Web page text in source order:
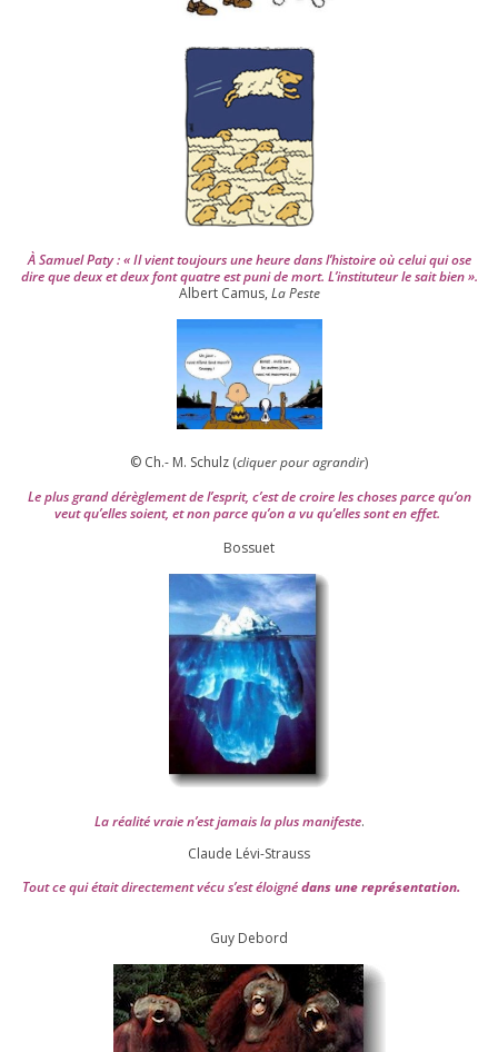
À Samuel Paty : « Il vient tou­jours une heure dans l’his­toire où celui qui ose
dire que deux et deux font quatre est puni de mort. L’instituteur le sait bien ».
Albert Camus, La Peste
© Ch.- M. Schulz (cli­quer pour agran­dir)
Le plus grand dérè­gle­ment de l’es­prit, c’est de croire les choses parce qu’on
veut qu’elles soient, et non parce qu’on a vu qu’elles sont en effet.
Bossuet
La réa­lité vraie n’est jamais la plus mani­feste.
Claude Lévi-Strauss
Tout ce qui était direc­te­ment vécu s’est éloi­gnédans une repré­sen­ta­tion.
Guy Debord